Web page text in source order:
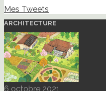
Mes Tweets
ARCHITECTURE
6 octobre 2021